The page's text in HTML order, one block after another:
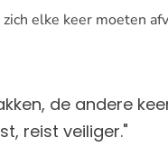
elke keer moeten
de andere
reist veiliger."